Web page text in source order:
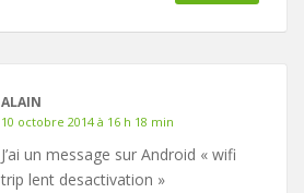
ALAIN
10 octobre 2014 à 16 h 18 min
J’ai un message sur Android « wifi
trip lent desactivation »